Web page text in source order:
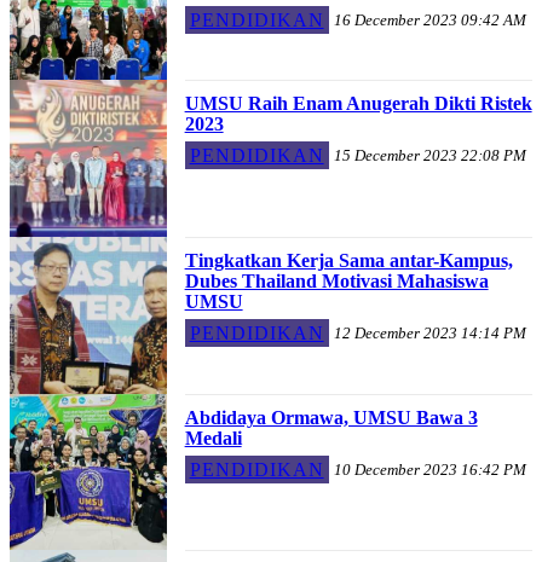
PENDIDIKAN
16 December 2023 09:42 AM
UMSU Raih Enam Anugerah Dikti Ristek
2023
PENDIDIKAN
15 December 2023 22:08 PM
Tingkatkan Kerja Sama antar-Kampus,
Dubes Thailand Motivasi Mahasiswa
UMSU
PENDIDIKAN
12 December 2023 14:14 PM
Abdidaya Ormawa, UMSU Bawa 3
Medali
PENDIDIKAN
10 December 2023 16:42 PM